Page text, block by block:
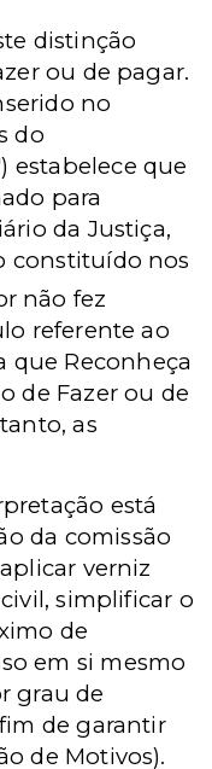
distinção
ou de pagar.
no
do
estabelece que
para
da Justiça,
constituído nos
não fez
referente ao
que Reconheça
de Fazer ou de
as
está
da comissão
verniz
simplificar o
de
em si mesmo
grau de
de garantir
de Motivos).